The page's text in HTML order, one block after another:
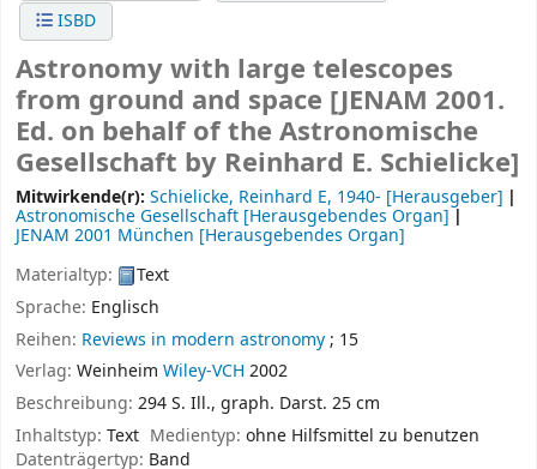
ISBD
Astronomy with large telescopes
from ground and space [JENAM 2001.
Ed. on behalf of the Astronomische
Gesellschaft by Reinhard E. Schielicke]
Mitwirkende(r): Schielicke, Reinhard E, 1940- [Herausgeber]
Astronomische Gesellschaft [Herausgebendes Organ]
JENAM 2001 München [Herausgebendes Organ]
Materialtyp:
Text
Sprache: Englisch
Reihen: Reviews in modern astronomy; 15
Verlag: Weinheim Wiley-VCH 2002
Beschreibung: 294 S. Ill., graph. Darst. 25 cm
Inhaltstyp: Text Medientyp:ohne Hilfsmittel zu benutzen
Datenträgertyp: Band